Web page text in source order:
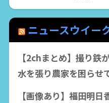
ニュースウイー
【2chまとめ】撮り鉄
水を張り農家を困らせ
【画像あり】福田明